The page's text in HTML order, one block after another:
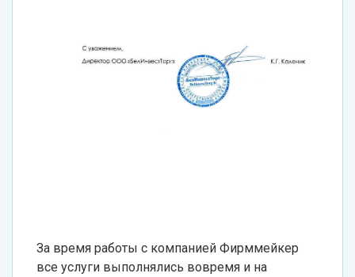
За время работы с компанией Фирммейкер
все услуги выполнялись вовремя и на